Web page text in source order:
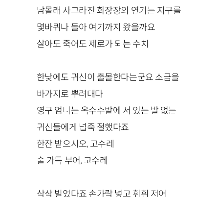
남몰래 사그라진 화장장의 연기는 지구를
몇바퀴나 돌아 여기까지 왔을까요
살아도 죽어도 제로가 되는 수치
한낮에도 귀신이 출몰한다는군요 소금을
바가지로 뿌려대다
영구 엄니는 옥수수밭에 서 있는 발 없는
귀신들에게 넙죽 절했다죠
한잔 받으시오, 고수레
술 가득 부어, 고수레
삭삭 빌었다죠 손가락 넣고 휘휘 저어